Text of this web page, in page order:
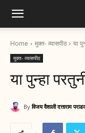
Home मुक्त- व्यासपीठ या
मुक्त- व्यासपीठ
या पुन्हा
By विजय वैशाली दत्ताराम